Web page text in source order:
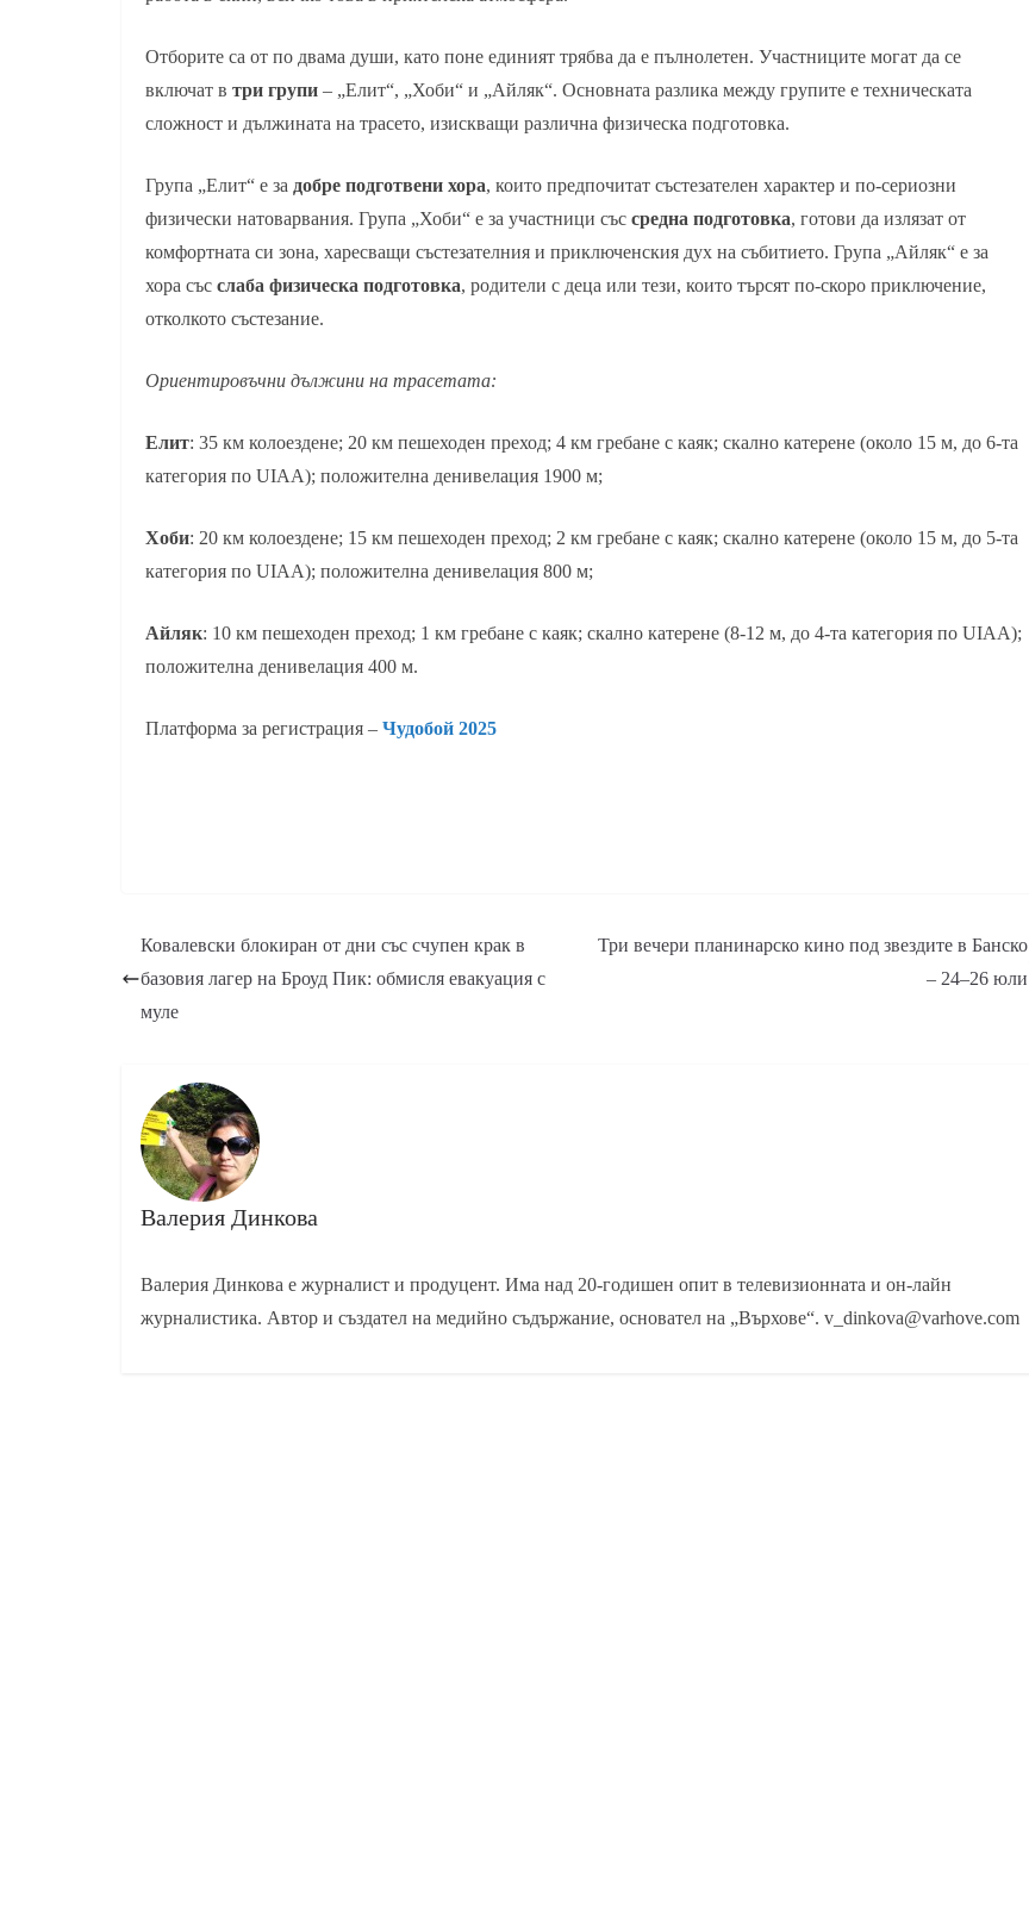
Отборите са от по двама души, като поне единият трябва да е пълнолетен. Участниците могат да се
включат в три групи – „Елит“, „Хоби“ и „Айляк“. Основната разлика между групите е техническата
сложност и дължината на трасето, изискващи различна физическа подготовка.
Група „Елит“ е за добре подготвени хора, които предпочитат състезателен характер и по-сериозни
физически натоварвания. Група „Хоби“ е за участници със средна подготовка, готови да излязат от
комфортната си зона, харесващи състезателния и приключенския дух на събитието. Група „Айляк“ е за
хора със слаба физическа подготовка, родители с деца или тези, които търсят по-скоро приключение,
отколкото състезание.
Ориентировъчни дължини на трасетата:
Елит: 35 км колоездене; 20 км пешеходен преход; 4 км гребане с каяк; скално катерене (около 15 м, до 6-та
категория по UIAA); положителна денивелация 1900 м;
Хоби: 20 км колоездене; 15 км пешеходен преход; 2 км гребане с каяк; скално катерене (около 15 м, до 5-та
категория по UIAA); положителна денивелация 800 м;
Айляк: 10 км пешеходен преход; 1 км гребане с каяк; скално катерене (8-12 м, до 4-та категория по UIAA);
положителна денивелация 400 м.
Платформа за регистрация – Чудобой 2025
Ковалевски блокиран от дни със счупен крак в
базовия лагер на Броуд Пик: обмисля евакуация с
муле
Три вечери планинарско кино под звездите в Банско
– 24–26 юли
Валерия Динкова
Валерия Динкова е журналист и продуцент. Има над 20-годишен опит в телевизионната и он-лайн
журналистика. Автор и създател на медийно съдържание, основател на „Върхове“. v_dinkova@varhove.com